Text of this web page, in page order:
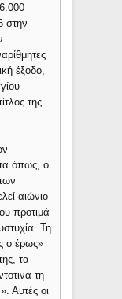
στην
έξοδο,
της
όπως, ο
αιώνιο
προτιμά
Τη
ο έρως»
τα
τη
Αυτές οι